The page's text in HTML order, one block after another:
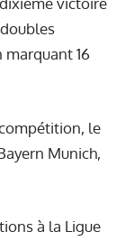
16
le
Munich,
à la Ligue